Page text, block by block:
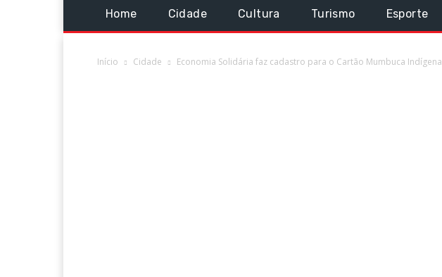
Home Cidade Cultura Turismo Esporte
Início Cidade Economia Solidária faz cadastro para o Cartão Mumbuca Indígena